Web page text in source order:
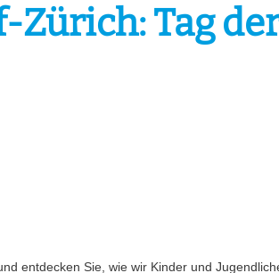
Zürich: Tag
entdecken Sie, wie wir Kinder und